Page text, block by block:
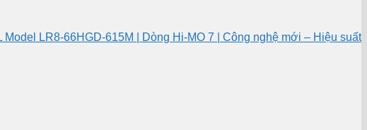
LR8-66HGD-615M | Dòng Hi-MO 7 | Công nghệ mới – Hiệu suất